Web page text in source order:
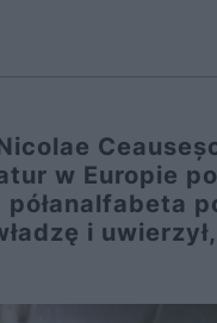
w Europie
półanalfabeta
i